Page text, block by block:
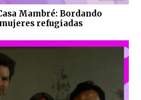
Mambré: Bordando
refugiadas